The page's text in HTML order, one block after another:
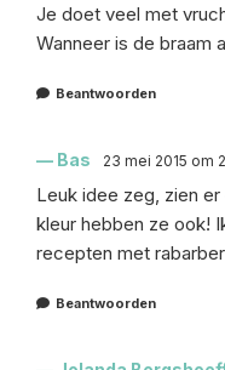
Je doet veel met
Wanneer is de braam
Beantwoorden
Bas 23 mei 2015 om
Leuk idee zeg, zien
kleur hebben ze ook!
recepten met
Beantwoorden